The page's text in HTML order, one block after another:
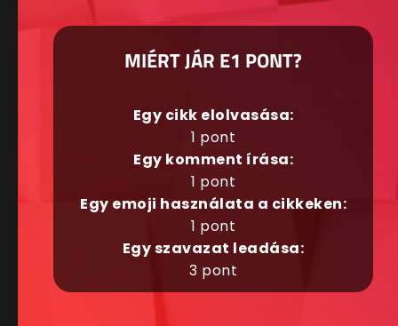
MIÉRT JÁR E1 PONT?
Egy cikk elolvasása:
1 pont
Egy komment írása:
1 pont
Egy emoji használata a cikkeken:
1 pont
Egy szavazat leadása:
3 pont